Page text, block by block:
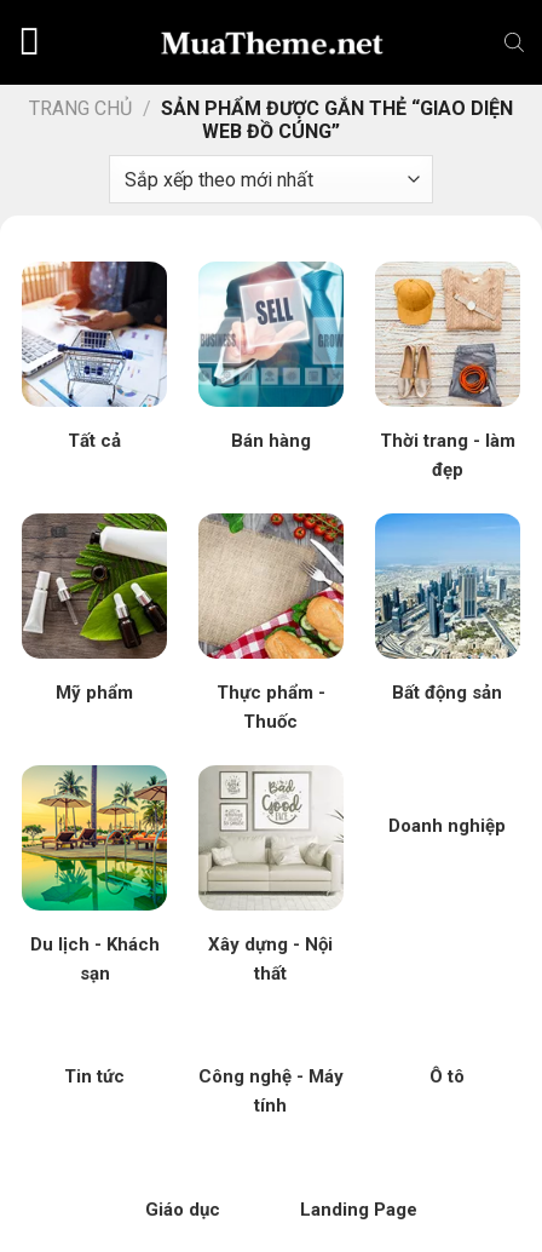
dungTRANG CHỦ / SẢN PHẨM ĐƯỢC GẮN THẺ “GIAO DIỆN
WEB ĐỒ CÚNG”
Tất cả Bán hàng
Thời trang - làm
đẹp
Mỹ phẩm
Thực phẩm -
Thuốc
Bất động sản
Du lịch - Khách
sạn
Xây dựng - Nội
thất
Doanh nghiệp
Tin tức
Công nghệ - Máy
tính
Ô tô
Giáo dục Landing Page